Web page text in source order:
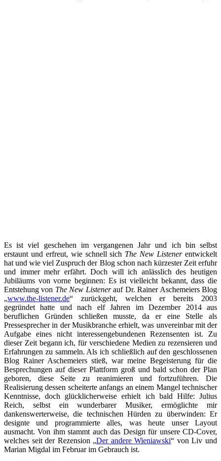
Es ist viel geschehen im vergangenen Jahr und ich bin selbst
erstaunt und erfreut, wie schnell sich The New Listenerentwickelt
hat und wie viel Zuspruch der Blog schon nach kürzester Zeit erfuhr
und immer mehr erfährt. Doch will ich anlässlich des heutigen
Jubiläums von vorne beginnen: Es ist vielleicht bekannt, dass die
Entstehung von The New Listenerauf Dr. Rainer Aschemeiers Blog
„www.the-listener.de“ zurückgeht, welchen er bereits 2003
gegründet hatte und nach elf Jahren im Dezember 2014 aus
beruflichen Gründen schließen musste, da er eine Stelle als
Pressesprecher in der Musikbranche erhielt, was unvereinbar mit der
Aufgabe eines nicht interessengebundenen Rezensenten ist. Zu
dieser Zeit begann ich, für verschiedene Medien zu rezensieren und
Erfahrungen zu sammeln. Als ich schließlich auf den geschlossenen
Blog Rainer Aschemeiers stieß, war meine Begeisterung für die
Besprechungen auf dieser Plattform groß und bald schon der Plan
geboren, diese Seite zu reanimieren und fortzuführen. Die
Realisierung dessen scheiterte anfangs an einem Mangel technischer
Kenntnisse, doch glücklicherweise erhielt ich bald Hilfe: Julius
Reich, selbst ein wunderbarer Musiker, ermöglichte mir
dankenswerterweise, die technischen Hürden zu überwinden: Er
designte und programmierte alles, was heute unser Layout
ausmacht. Von ihm stammt auch das Design für unsere CD-Cover,
welches seit der Rezension „Der andere Wieniawski“ von Liv und
Marian Migdal im Februar im Gebrauch ist.